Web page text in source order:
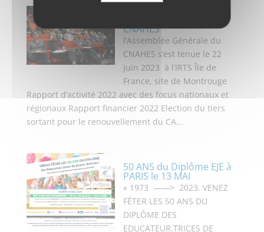
CNAHES
l’Assemblée Générale du
CNAHES s’est tenue le 22
juin 2023 à l’IRTS Île de
France, site de Montrouge
Rapport d’activité 2022 avec des focus nationaux et
régionaux Rapport financier 2022 Election du tiers
sortant pour le renouvellement du CA...
50 ANS du Diplôme EJE à
PARIS le 13 MAI
« 1973 ——> 2023. VENEZ
FÊTER LES 50 ANS DU
DIPLÔME DES
EDUCATEUR.TRICES DE